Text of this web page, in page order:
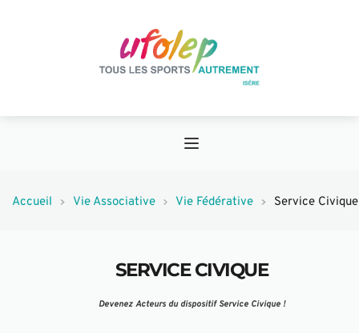
Accueil Vie Associative Vie Fédérative Service Civique
SERVICE CIVIQUE
Devenez Acteurs du dispositif Service Civique !